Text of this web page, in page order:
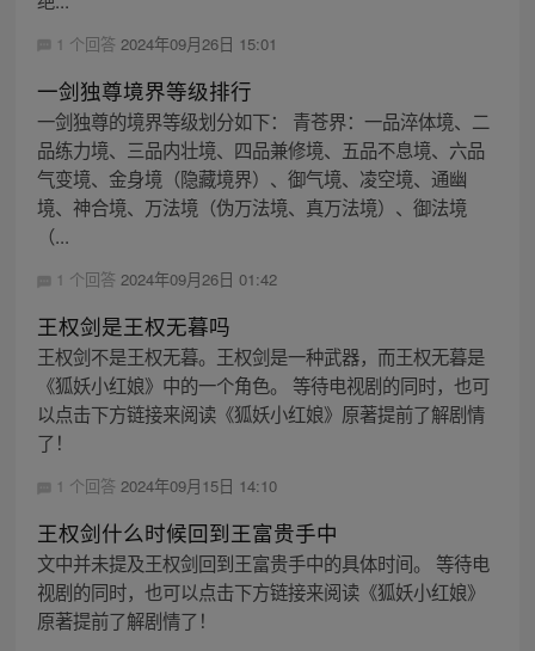
1 个回答 2024年09月26日 15:01
一剑独尊境界等级排行
一剑独尊的境界等级划分如下： 青苍界：一品淬体境、二
品练力境、三品内壮境、四品兼修境、五品不息境、六品
气变境、金身境（隐藏境界）、御气境、凌空境、通幽
境、神合境、万法境（伪万法境、真万法境）、御法境
（...
1 个回答 2024年09月26日 01:42
王权剑是王权无暮吗
王权剑不是王权无暮。王权剑是一种武器，而王权无暮是
《狐妖小红娘》中的一个角色。 等待电视剧的同时，也可
以点击下方链接来阅读《狐妖小红娘》原著提前了解剧情
了！
1 个回答 2024年09月15日 14:10
王权剑什么时候回到王富贵手中
文中并未提及王权剑回到王富贵手中的具体时间。 等待电
视剧的同时，也可以点击下方链接来阅读《狐妖小红娘》
原著提前了解剧情了！